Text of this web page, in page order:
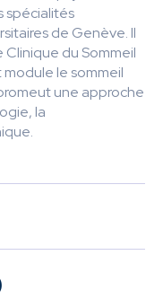
spécialités
de Genève. Il
du Sommeil
le sommeil
une approche
la